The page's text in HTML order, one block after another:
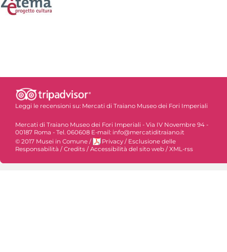
Leggi le recensioni su: Mercati di Traiano Museo dei Fori Imperiali
Mercati di Traiano Museo dei Fori Imperiali - Via IV Novembre 94 -
00187 Roma - Tel. 060608 E-mail: info@mercatiditraiano.it
© 2017 Musei in Comune / Privacy / Esclusione delle
Responsabilità / Credits / Accessibilità del sito web / XML-rss